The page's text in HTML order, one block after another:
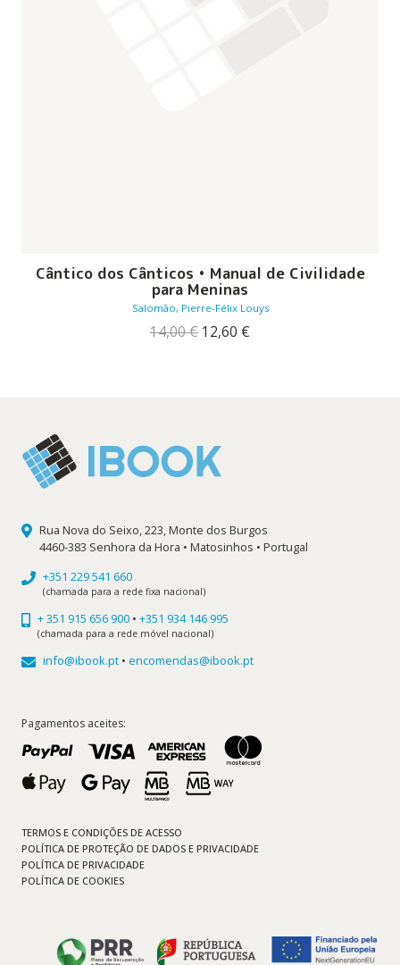
Cântico dos Cânticos • Manual de Civilidade
para Meninas
Salomão, Pierre-Félix Louÿs
14,00€ O
12,60 €
Rua Nova do Seixo, 223, Monte dos Burgos
4460-383 Senhora da Hora • Matosinhos • Portugal
+351 229 541 660
(chamada para a rede fixa nacional)
+ 351 915 656 900 • +351 934 146 995
(chamada para a rede móvel nacional)
info@ibook.pt • encomendas@ibook.pt
Pagamentos aceites:
TERMOS E CONDIÇÕES DE ACESSO
POLÍTICA DE PROTEÇÃO DE DADOS E PRIVACIDADE
POLÍTICA DE PRIVACIDADE
POLÍTICA DE COOKIES